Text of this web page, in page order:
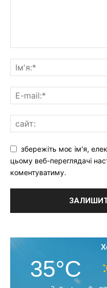
збережіть моє ім'я,
цьому веб-переглядачі
коментуватиму.
35°C